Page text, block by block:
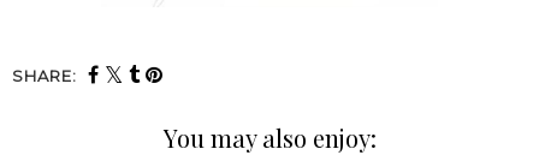
SHARE:
You may also enjoy: